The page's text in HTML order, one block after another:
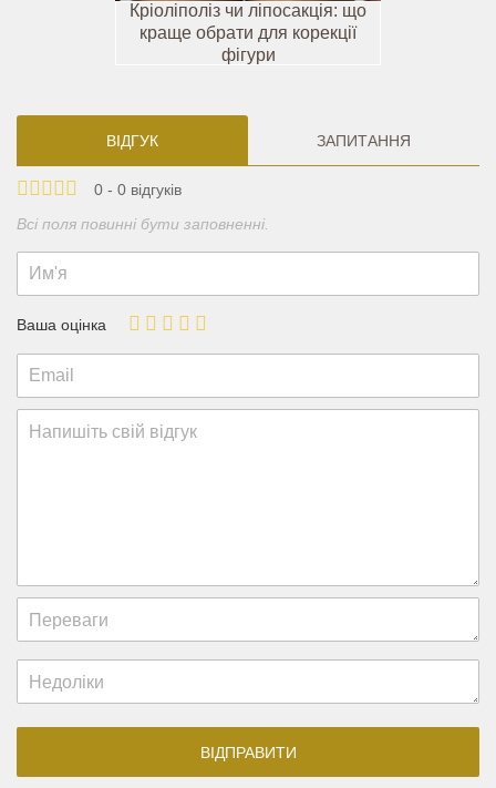
Кріоліполіз чи ліпосакція: що
краще обрати для корекції
фігури
ВІДГУК ЗАПИТАННЯ
0 - 0 відгуків
Всі поля повинні бути заповненні.
Ваша оцінка